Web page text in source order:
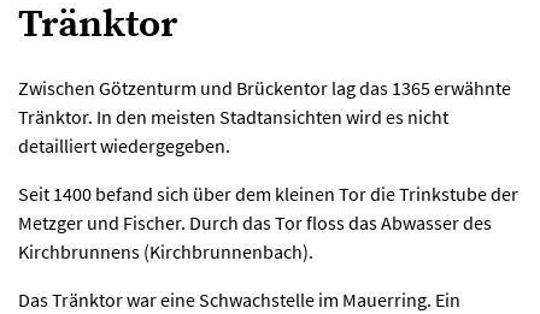
Tränktor
Zwischen Götzenturm und Brückentor lag das 1365 erwähnte
Tränktor. In den meisten Stadtansichten wird es nicht
detailliert wiedergegeben.
Seit 1400 befand sich über dem kleinen Tor die Trinkstube der
Metzger und Fischer. Durch das Tor floss das Abwasser des
Kirchbrunnens (Kirchbrunnenbach).
Das Tränktor war eine Schwachstelle im Mauerring. Ein